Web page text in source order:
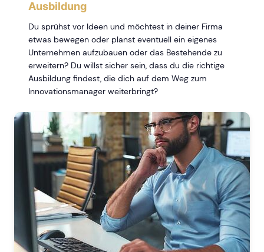
Ausbildung
Du sprühst vor Ideen und möchtest in deiner Firma
etwas bewegen oder planst eventuell ein eigenes
Unternehmen aufzubauen oder das Bestehende zu
erweitern? Du willst sicher sein, dass du die richtige
Ausbildung findest, die dich auf dem Weg zum
Innovationsmanager weiterbringt?